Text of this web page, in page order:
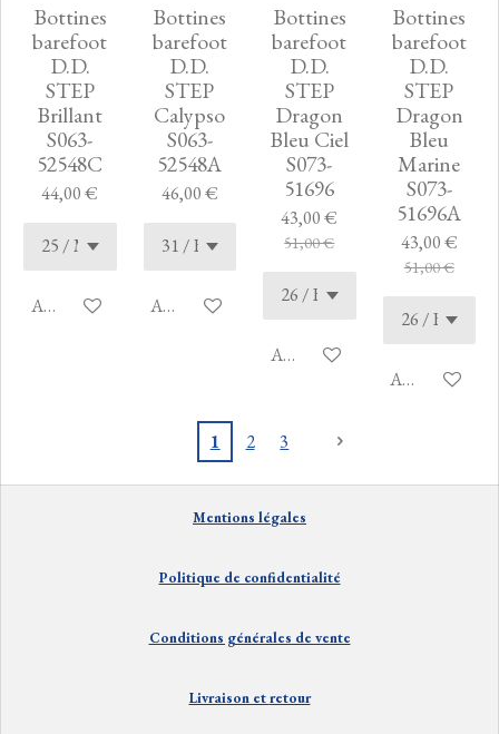
Bottines
barefoot
D.D.
STEP
Brillant
S063-
52548C
44,00 €
Ajouter au panier
Bottines
barefoot
D.D.
STEP
Calypso
S063-
52548A
46,00 €
Ajouter au panier
Bottines
barefoot
D.D.
STEP
Dragon
Bleu Ciel
S073-
51696
43,00 €
51,00 €
Ajouter au panier
Bottines
barefoot
D.D.
STEP
Dragon
Bleu
Marine
S073-
51696A
43,00 €
51,00 €
Ajouter au
1 2 3
Mentions légales
Politique de confidentialité
Conditions générales de vente
Livraison etretour